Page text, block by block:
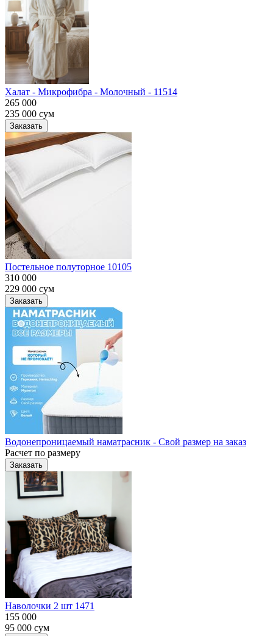
Халат - Микрофибра - Молочный - 11514
265 000
235 000 сум
Заказать
Постельное полуторное 10105
310 000
229 000 сум
Заказать
Водонепроницаемый наматрасник - Свой размер на заказ
Расчет по размеру
Заказать
Наволочки 2 шт 1471
155 000
95 000 сум